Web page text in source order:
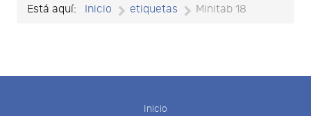
Está aquí: Inicio etiquetas Minitab 18
Inicio